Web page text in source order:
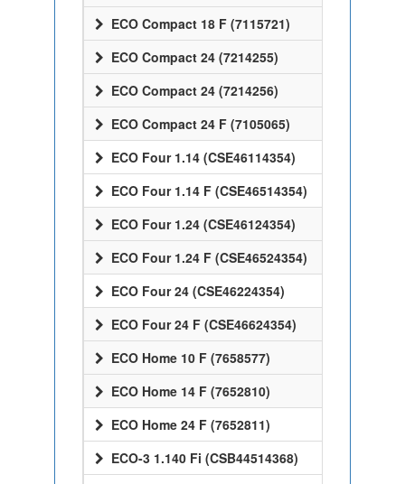
ECO Compact 18 F (7115721)
ECO Compact 24 (7214255)
ECO Compact 24 (7214256)
ECO Compact 24 F (7105065)
ECO Four 1.14 (CSE46114354)
ECO Four 1.14 F (CSE46514354)
ECO Four 1.24 (CSE46124354)
ECO Four 1.24 F (CSE46524354)
ECO Four 24 (CSE46224354)
ECO Four 24 F (CSE46624354)
ECO Home 10 F (7658577)
ECO Home 14 F (7652810)
ECO Home 24 F (7652811)
ECO-3 1.140 Fi (CSB44514368)